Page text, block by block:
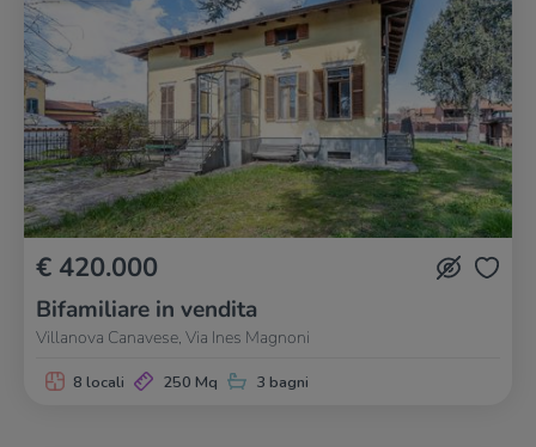
€ 420.000
Bifamiliare in vendita
Villanova Canavese, Via Ines Magnoni
8 locali 250 Mq 3 bagni